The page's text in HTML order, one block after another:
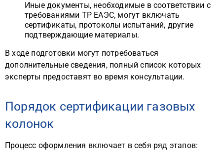
Иные документы, необходимые в соответствии с
требованиями ТР ЕАЭС, могут включать
сертификаты, протоколы испытаний, другие
подтверждающие материалы.
В ходе подготовки могут потребоваться
дополнительные сведения, полный список которых
эксперты предоставят во время консультации.
Порядок сертификации газовых
колонок
Процесс оформления включает в себя ряд этапов: